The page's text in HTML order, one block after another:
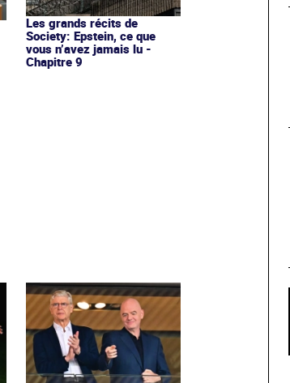
Les grands récits de
Society: Epstein, ce que
vous n’avez jamais lu -
Chapitre 9